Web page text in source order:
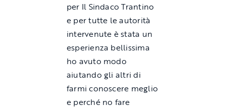
per Il Sindaco Trantino
e per tutte le autorità
intervenute è stata un
esperienza bellissima
ho avuto modo
aiutando gli altri di
farmi conoscere meglio
e perché no fare